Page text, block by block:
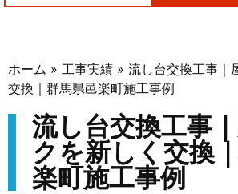
ホーム » 工事実績 » 流し台交換工事｜
交換｜群馬県邑楽町施工事例
流し台交換工事
クを新しく交換
楽町施工事例